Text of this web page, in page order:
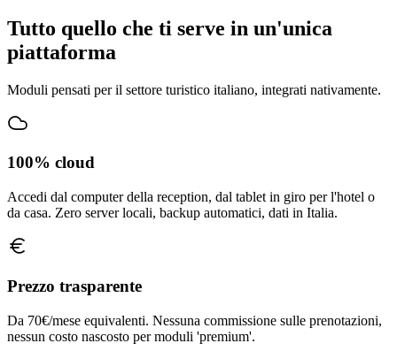
Tutto quello che ti serve in un'unica
piattaforma
Moduli pensati per il settore turistico italiano, integrati nativamente.
100% cloud
Accedi dal computer della reception, dal tablet in giro per l'hotel o
da casa. Zero server locali, backup automatici, dati in Italia.
Prezzo trasparente
Da 70€/mese equivalenti. Nessuna commissione sulle prenotazioni,
nessun costo nascosto per moduli 'premium'.